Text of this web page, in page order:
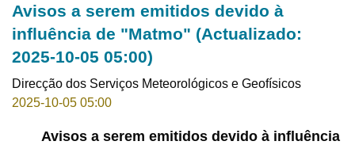
Avisos a serem emitidos devido à
influência de "Matmo" (Actualizado:
2025-10-05 05:00)
Direcção dos Serviços Meteorológicos e Geofísicos
2025-10-05 05:00
Avisos a serem emitidos devido à influência